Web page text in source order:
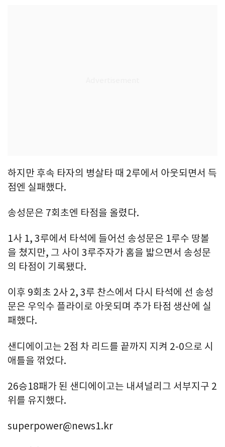
하지만 후속 타자의 병살타 때 2루에서 아웃되면서 득
점엔 실패했다.
송성문은 7회초엔 타점을 올렸다.
1사 1, 3루에서 타석에 들어선 송성문은 1루수 땅볼
을 쳤지만, 그 사이 3루주자가 홈을 밟으면서 송성문
의 타점이 기록됐다.
이후 9회초 2사 2, 3루 찬스에서 다시 타석에 선 송성
문은 우익수 플라이로 아웃되며 추가 타점 생산에 실
패했다.
샌디에이고는 2점 차 리드를 끝까지 지켜 2-0으로 시
애틀을 꺾었다.
26승18패가 된 샌디에이고는 내셔널리그 서부지구 2
위를 유지했다.
superpower@news1.kr